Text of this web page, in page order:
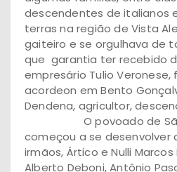
descendentes de italianos
terras na região de Vista
gaiteiro e se orgulhava de
que garantia ter recebido
empresário Tulio
acordeon em Bento
Dendena, agricultor,
O povoado de São
começou a se desenvolver
irmãos, Ártico e Nulli Marcos
Alberto Deboni, Antônio